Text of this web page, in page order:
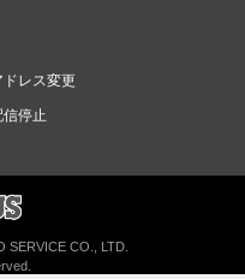
ドレス変更
信停止
SERVICE CO., LTD.
マガに登録